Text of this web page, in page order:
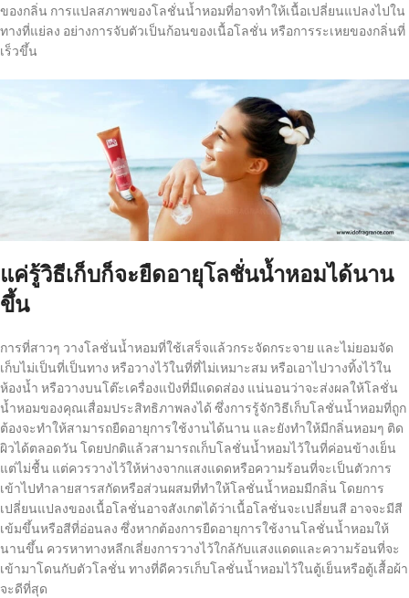
ของกลิ่น การแปลสภาพของโลชั่นน้ำหอมที่อาจทำให้เนื้อเปลี่ยนแปลงไปใน
ทางที่แย่ลง อย่างการจับตัวเป็นก้อนของเนื้อโลชั่น หรือการระเหยของกลิ่นที่
เร็วขึ้น
แค่รู้วิธีเก็บก็จะยืดอายุโลชั่นน้ำหอมได้นาน
ขึ้น
การที่สาวๆ วางโลชั่นน้ำหอมที่ใช้เสร็จแล้วกระจัดกระจาย และไม่ยอมจัด
เก็บไม่เป็นที่เป็นทาง หรือวางไว้ในที่ที่ไม่เหมาะสม หรือเอาไปวางทิ้งไว้ใน
ห้องน้ำ หรือวางบนโต๊ะเครื่องแป้งที่มีแดดส่อง แน่นอนว่าจะส่งผลให้โลชั่น
น้ำหอมของคุณเสื่อมประสิทธิภาพลงได้ ซึ่งการรู้จักวิธีเก็บโลชั่นน้ำหอมที่ถูก
ต้องจะทำให้สามารถยืดอายุการใช้งานได้นาน และยังทำให้มีกลิ่นหอมๆ ติด
ผิวได้ตลอดวัน โดยปกติแล้วสามารถเก็บโลชั่นน้ำหอมไว้ในที่ค่อนข้างเย็น
แต่ไม่ชื้น แต่ควรวางไว้ให้ห่างจากแสงแดดหรือความร้อนที่จะเป็นตัวการ
เข้าไปทำลายสารสกัดหรือส่วนผสมที่ทำให้โลชั่นน้ำหอมมีกลิ่น โดยการ
เปลี่ยนแปลงของเนื้อโลชั่นอาจสังเกตได้ว่าเนื้อโลชั่นจะเปลี่ยนสี อาจจะมีสี
เข้มขึ้นหรือสีที่อ่อนลง ซึ่งหากต้องการยืดอายุการใช้งานโลชั่นน้ำหอมให้
นานขึ้น ควรหาทางหลีกเลี่ยงการวางไว้ใกล้กับแสงแดดและความร้อนที่จะ
เข้ามาโดนกับตัวโลชั่น ทางที่ดีควรเก็บโลชั่นน้ำหอมไว้ในตู้เย็นหรือตู้เสื้อผ้า
จะดีที่สุด